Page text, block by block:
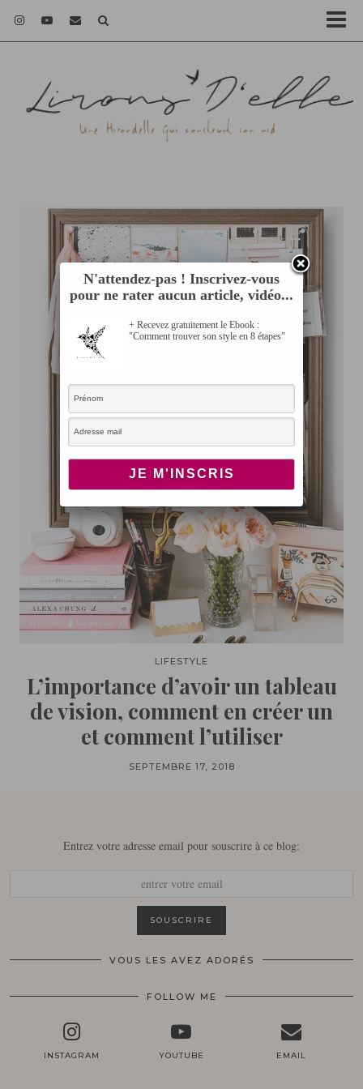
LIFESTYLE
L’importance d’avoir un tableau
de vision, comment en créer un
et comment l’utiliser
SEPTEMBRE 17, 2018
Entrez votre adresse email pour souscrire à ce blog:
VOUS LES AVEZ ADORÉS
FOLLOW ME
INSTAGRAM YOUTUBE EMAIL
N'attendez-pas ! Inscrivez-vous
pour ne rater aucun article, vidéo...
+ Recevez gratuitement le Ebook :
"Comment trouver son style en 8 étapes"